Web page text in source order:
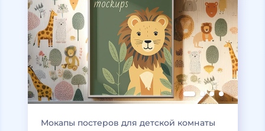
Мокапы постеров для детской комнаты